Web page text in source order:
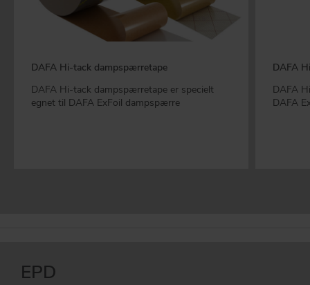
DAFA Hi-tack dampspærretape
DAFA Hi-tack dampspærretape er specielt
egnet til DAFA ExFoil dampspærre
DAFA
DAFA
DAFA
EPD